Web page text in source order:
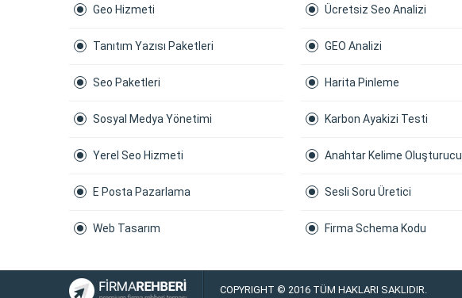
Geo Hizmeti
Tanıtım Yazısı Paketleri
Seo Paketleri
Sosyal Medya Yönetimi
Yerel Seo Hizmeti
E Posta Pazarlama
Web Tasarım
Ücretsiz Seo Analizi
GEO Analizi
Harita Pinleme
Karbon Ayakizi Testi
Anahtar Kelime Oluşturucu
Sesli Soru Üretici
Firma Schema Kodu
COPYRIGHT © 2016 TÜM HAKLARI SAKLIDIR.